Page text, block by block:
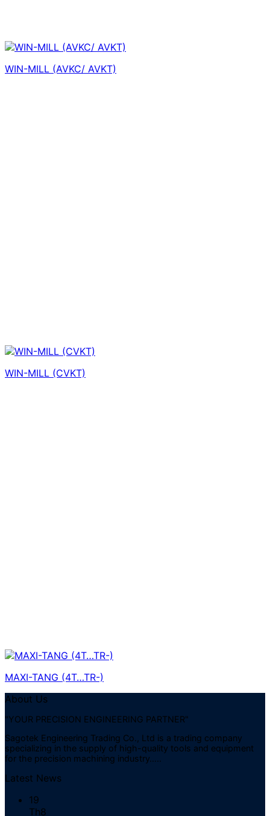
WIN-MILL (AVKC/ AVKT)
WIN-MILL (CVKT)
MAXI-TANG (4T…TR-)
About Us
"YOUR PRECISION ENGINEERING PARTNER"
Sagotek Engineering Trading Co., Ltd is a trading company
specializing in the supply of high-quality tools and equipment
for the precision machining industry…..
Latest News
19
Th8